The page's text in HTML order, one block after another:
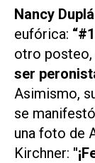
Nancy
eufórica:
otro posteo,
ser
Asimismo,
se
una foto de
Kirchner: